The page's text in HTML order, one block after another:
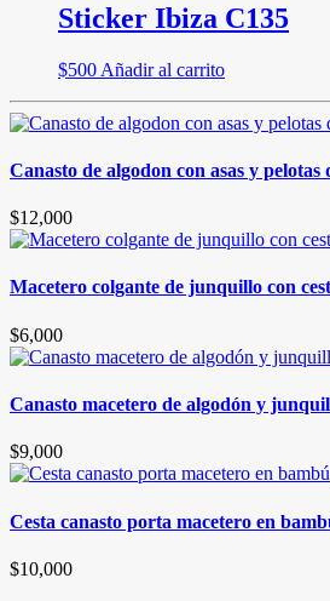
Sticker Ibiza C135
$500 Añadir al carrito
Canasto de algodon con asas y pelotas
$12,000
Macetero colgante de junquillo con
$6,000
Canasto macetero de algodón y
$9,000
Cesta canasto porta macetero en
$10,000